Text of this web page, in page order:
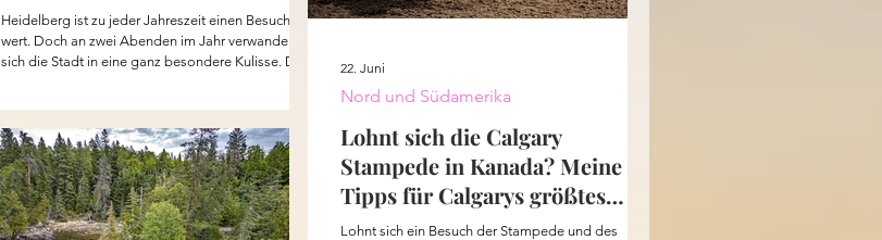
Heidelberg ist zu jeder Jahreszeit einen Besuch
wert. Doch an zwei Abenden im Jahr verwandelt
sich die Stadt in eine ganz besondere Kulisse. Dann
meine Lieblingsplätze, um die Heidelberger
Schlossbeleuchtung zu erleben und zu
fotografieren.
Lohnt sich die Calgary
Stampede in Kanada? Meine
Tipps für Calgarys größtes
Rodeo
Lohnt sich ein Besuch der Stampede und des
Nord und Südamerika
22. Juni